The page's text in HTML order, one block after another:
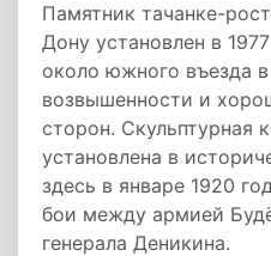
Памятник тачанке-
Дону установлен в
около южного въезда
возвышенности и
сторон. Скульптурная
установлена в
здесь в январе 1920
бои между армией
генерала Деникина.